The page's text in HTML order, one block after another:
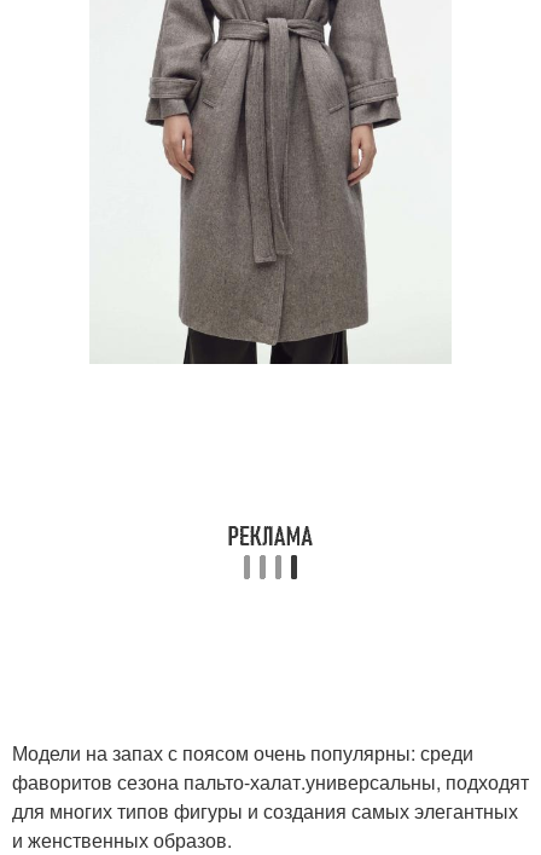
Модели на запах с поясом очень популярны: среди
фаворитов сезона пальто-халат.универсальны, подходят
для многих типов фигуры и создания самых элегантных
и женственных образов.